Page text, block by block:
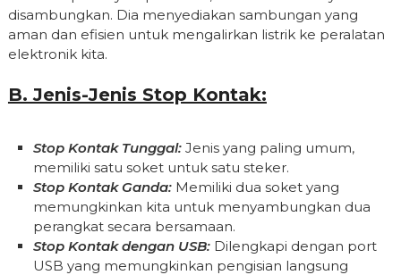
disambungkan. Dia menyediakan sambungan yang
aman dan efisien untuk mengalirkan listrik ke peralatan
elektronik kita.
B. Jenis-Jenis Stop Kontak:
Stop Kontak Tunggal: Jenis yang paling umum,
memiliki satu soket untuk satu steker.
Stop Kontak Ganda: Memiliki dua soket yang
memungkinkan kita untuk menyambungkan dua
perangkat secara bersamaan.
Stop Kontak dengan USB: Dilengkapi dengan port
USB yang memungkinkan pengisian langsung